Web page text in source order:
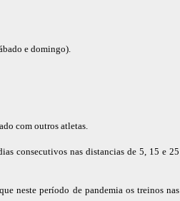
e domingo).
com outros atletas.
consecutivos nas distancias de 5, 15 e 25
neste período de pandemia os treinos nas